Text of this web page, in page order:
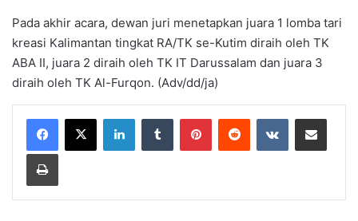
Pada akhir acara, dewan juri menetapkan juara 1 lomba tari
kreasi Kalimantan tingkat RA/TK se-Kutim diraih oleh TK
ABA II, juara 2 diraih oleh TK IT Darussalam dan juara 3
diraih oleh TK Al-Furqon. (Adv/dd/ja)
LinkedInTumblr PinterestReddit VKontakteShare via Email
Print